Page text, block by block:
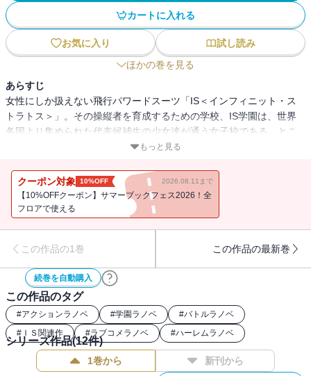
カートに入れる
お気に入り
試し読み
ほかの巻を見る
あらすじ
女性にしか扱えない飛行パワードスーツ「IS＜インフィニット・ス
トラトス＞」。その操縦者を育成するための学校、IS学園は、世界
各国より集められた代表候補生の少女達が通う女子校である。とこ
ろが、男でありながら何故かISを起動出来てしまった織斑一夏は、IS
みの鈴、そして一夏に挑戦状を突きつけるのは専用機「ブルー・テ
ィアーズ」駆るイギリス代表候補生のセシリア。可愛らしくも逞し
い女の子たちに囲まれた波乱のスクール・ライフが幕を開ける！ハ
もっと見る
クーポン対象 10%OFF 2026.08.11まで
【10%OFFクーポン】サマーブックフェス2026！全
フロアで使える
この作品の1巻 この作品の最新巻
続巻を自動購入
この作品のタグ
#アクションラノベ #学園ラノベ #バトルラノベ
# ＩＳ関連作 #ラブコメラノベ #ハーレムラノベ
シリーズ作品(12件)
1巻から 新刊から